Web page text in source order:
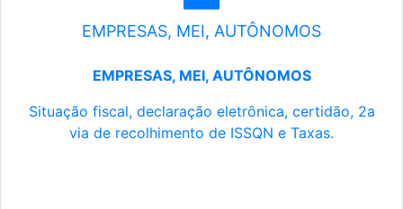
EMPRESAS, MEI, AUTÔNOMOS
EMPRESAS, MEI, AUTÔNOMOS
Situação fiscal, declaração eletrônica, certidão, 2a
via de recolhimento de ISSQN e Taxas.